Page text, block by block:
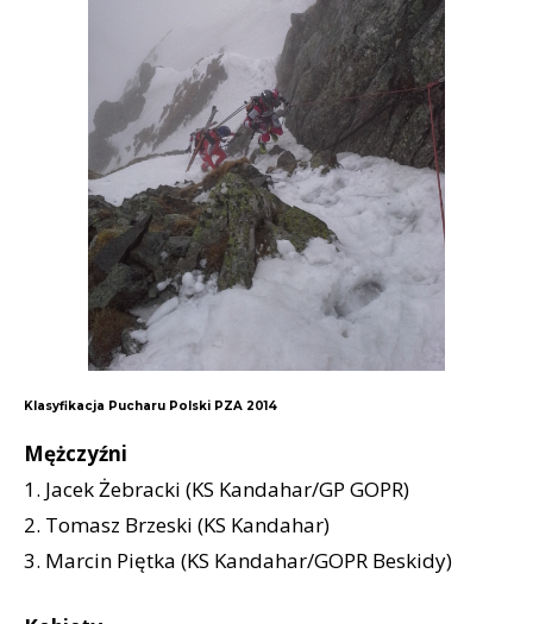
Klasyfikacja Pucharu Polski PZA 2014
Mężczyźni
1. Jacek Żebracki (KS Kandahar/GP GOPR)
2. Tomasz Brzeski (KS Kandahar)
3. Marcin Piętka (KS Kandahar/GOPR Beskidy)